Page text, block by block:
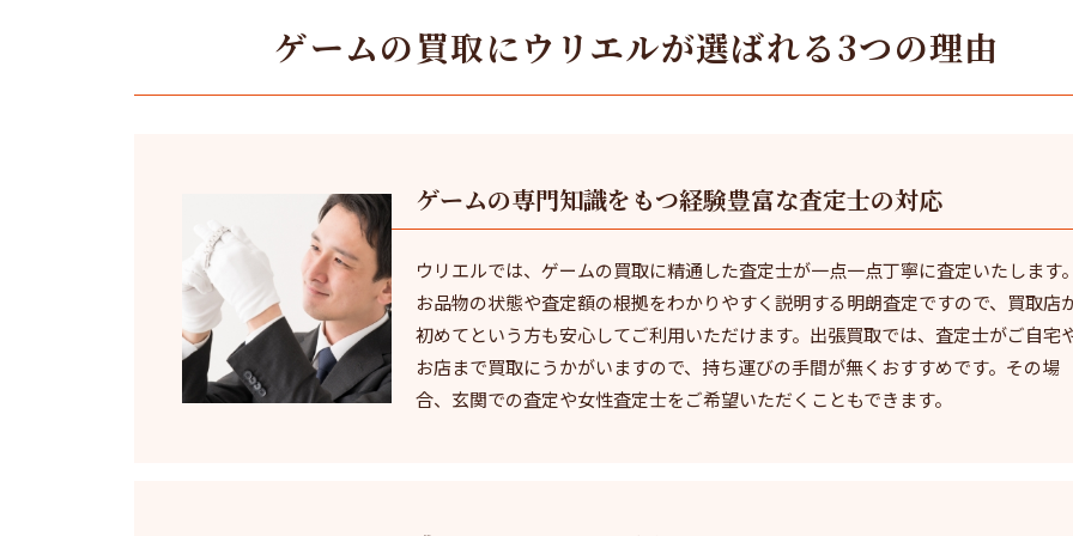
ゲームの買取にウリエルが選ばれる3つの理由
ゲームの専門知識をもつ経験豊富な査定士の対応
ウリエルでは、ゲームの買取に精通した査定士が一点一点丁寧に査定いたします。
お品物の状態や査定額の根拠をわかりやすく説明する明朗査定ですので、買取店
初めてという方も安心してご利用いただけます。出張買取では、査定士がご自宅
お店まで買取にうかがいますので、持ち運びの手間が無くおすすめです。その場
合、玄関での査定や女性査定士をご希望いただくこともできます。